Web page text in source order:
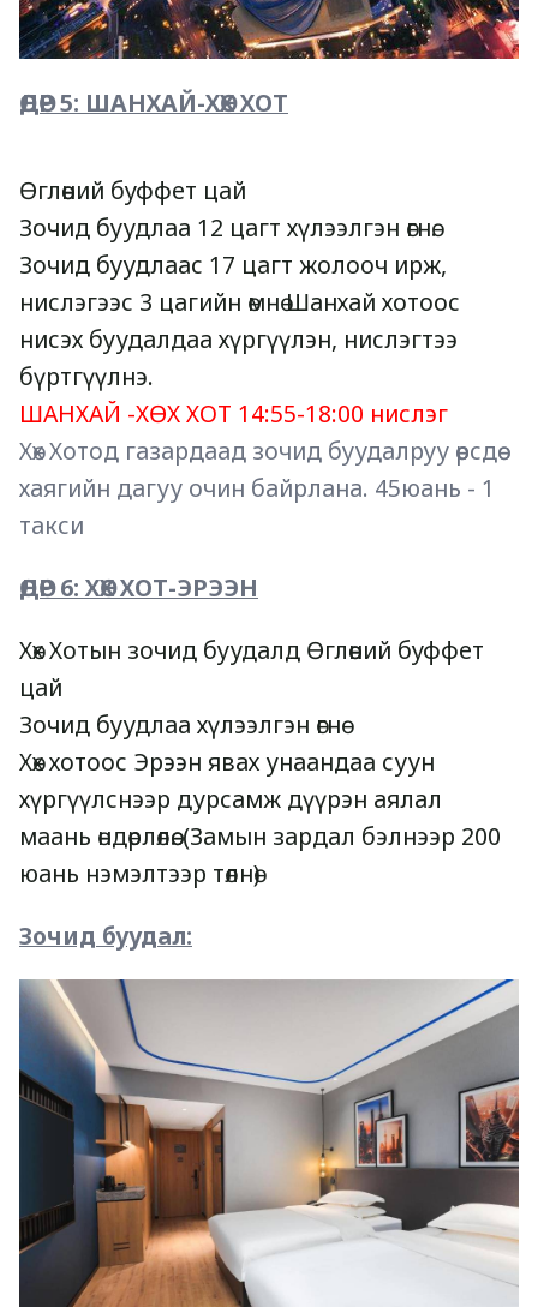
ӨДӨР 5: ШАНХАЙ-ХӨХ ХОТ
Өглөөний буффет цай
Зочид буудлаа 12 цагт хүлээлгэн өгнө.
Зочид буудлаас 17 цагт жолооч ирж,
нислэгээс 3 цагийн өмнө Шанхай хотоос
нисэх буудалдаа хүргүүлэн, нислэгтээ
бүртгүүлнэ.
ШАНХАЙ -ХӨХ ХОТ 14:55-18:00 нислэг
Хөх Хотод газардаад зочид буудалруу өөрсдөө
хаягийн дагуу очин байрлана. 45юань - 1
такси
ӨДӨР 6: ХӨХ ХОТ-ЭРЭЭН
Хөх Хотын зочид буудалд Өглөөний буффет
цай
Зочид буудлаа хүлээлгэн өгнө
Хөх хотоос Эрээн явах унаандаа суун
хүргүүлснээр дурсамж дүүрэн аялал
маань өндөрлөлөө. (Замын зардал бэлнээр 200
юань нэмэлтээр төлнө)
Зочид буудал: